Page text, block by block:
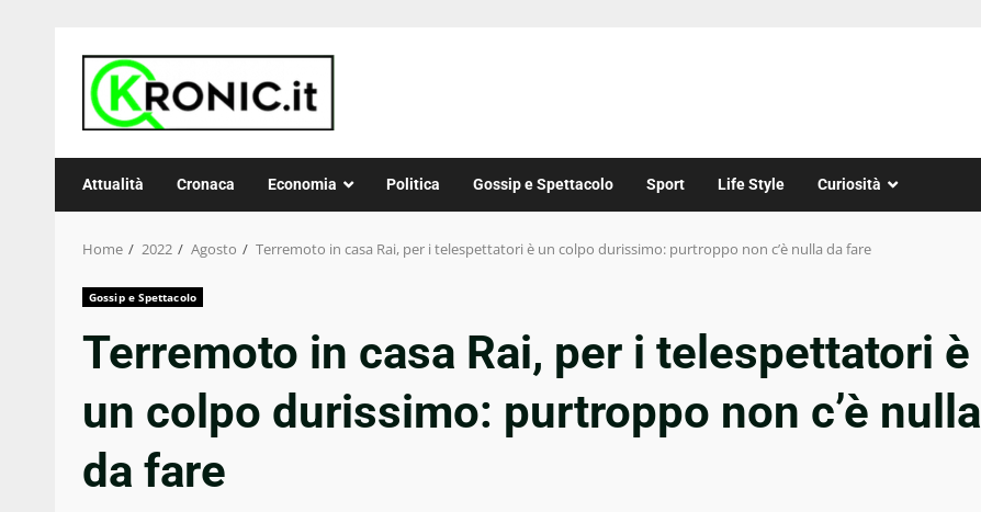
content
Attualità Cronaca Economia Politica Gossip e Spettacolo Sport Life Style Curiosità
Home 2022 Agosto Terremoto in casa Rai, per i telespettatori è un colpo durissimo: purtroppo non c’è nulla da fare
Gossip e Spettacolo
Terremoto in casa Rai, per i telespettatori è
un colpo durissimo: purtroppo non c’è nulla
da fare